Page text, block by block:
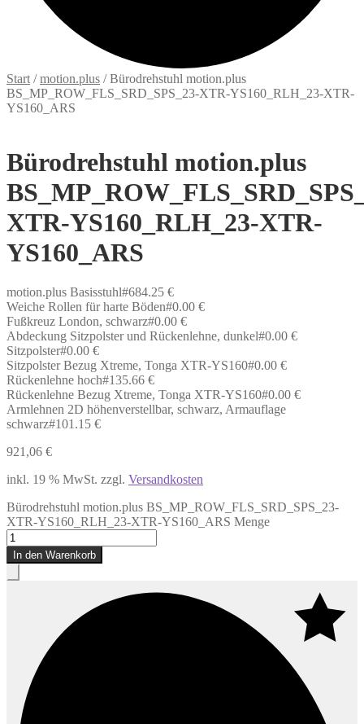
Start /motion.plus /Bürodrehstuhl motion.plus
BS_MP_ROW_FLS_SRD_SPS_23-XTR-YS160_RLH_23-XTR-
YS160_ARS
Bürodrehstuhl motion.plus
XTR-YS160_RLH_23-XTR-
YS160_ARS
motion.plus Basisstuhl#684.25 €
Weiche Rollen für harte Böden#0.00 €
Fußkreuz London, schwarz#0.00 €
Abdeckung Sitzpolster und Rückenlehne, dunkel#0.00 €
Sitzpolster#0.00 €
Sitzpolster Bezug Xtreme, Tonga XTR-YS160#0.00 €
Rückenlehne hoch#135.66 €
Rückenlehne Bezug Xtreme, Tonga XTR-YS160#0.00 €
Armlehnen 2D höhenverstellbar, schwarz, Armauflage
schwarz#101.15 €
921,06 €
inkl. 19 % MwSt. zzgl. Versandkosten
Bürodrehstuhl motion.plus BS_MP_ROW_FLS_SRD_SPS_23-
XTR-YS160_RLH_23-XTR-YS160_ARS Menge
In den Warenkorb